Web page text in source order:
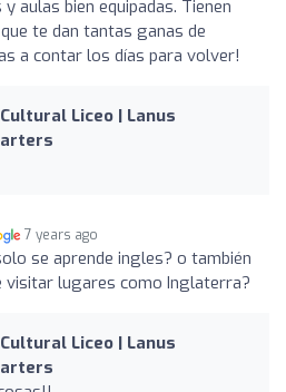
aulas bien equipadas. Tienen
te dan tantas ganas de
a contar los días para volver!
Liceo | Lanus
7 years ago
se aprende ingles? o también
visitar lugares como Inglaterra?
Liceo | Lanus